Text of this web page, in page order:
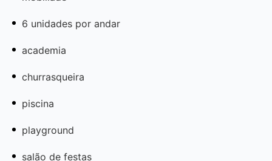
6 unidades por andar
academia
churrasqueira
piscina
playground
salão de festas